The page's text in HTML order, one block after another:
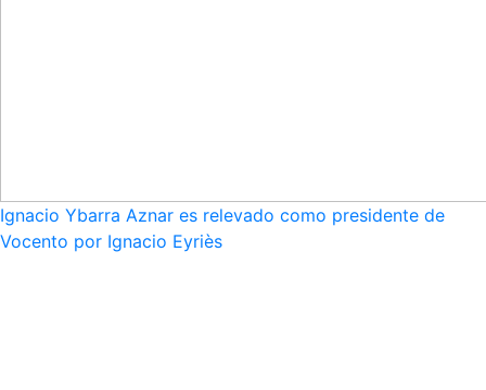
Ignacio Ybarra Aznar es relevado como presidente de
Vocento por Ignacio Eyriès